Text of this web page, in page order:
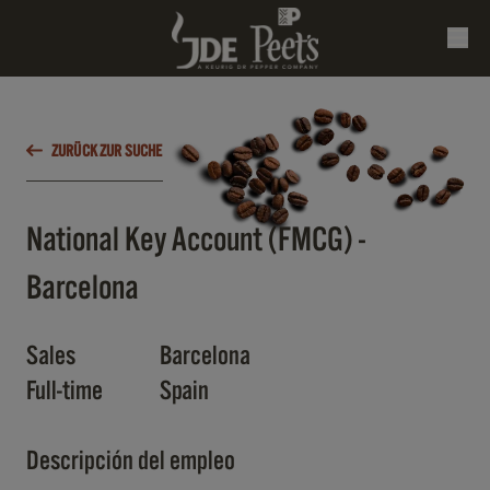
ZURÜCK ZUR SUCHE
National Key Account (FMCG) -
Barcelona
Sales
Barcelona
Full-time
Spain
Descripción del empleo